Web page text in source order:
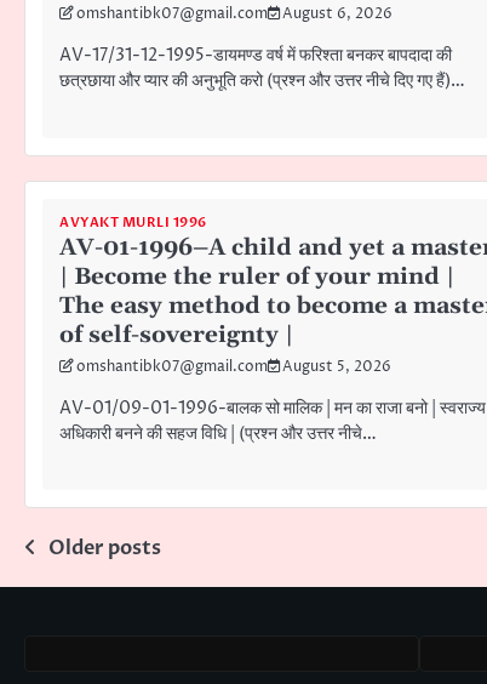
omshantibk07@gmail.com August 6, 2026
AV-17/31-12-1995-डायमण्ड वर्ष में फरिश्ता बनकर बापदादा की
छत्रछाया और प्यार की अनुभूति करो (प्रश्न और उत्तर नीचे दिए गए हैं)…
AVYAKT MURLI 1996
AV-01-1996–A child and yet a
| Become the ruler of your mind |
The easy method to become a
of self-sovereignty |
omshantibk07@gmail.com August 5, 2026
AV-01/09-01-1996-बालक सो मालिक | मन का राजा बनो | स्वराज्य
अधिकारी बनने की सहज विधि | (प्रश्न और उत्तर नीचे…
Posts
navigation
Older posts